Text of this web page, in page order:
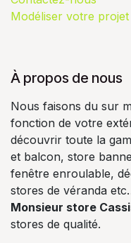
Modéliser votre projet
À propos de nous
Nous faisons du sur
fonction de votre
découvrir toute la
et balcon, store
fenêtre enroulable,
stores de véranda
Monsieur store
stores de qualité.